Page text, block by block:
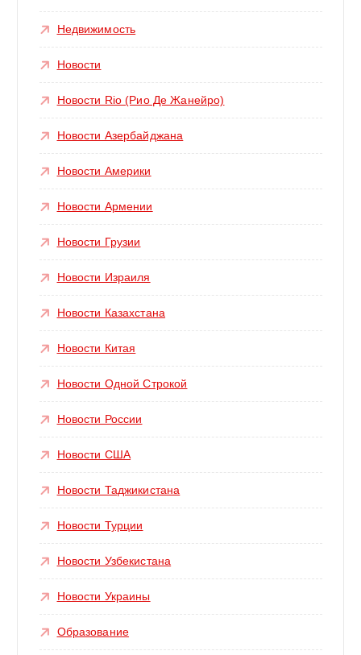
Недвижимость
Новости
Новости Rio (Рио Де Жанейро)
Новости Азербайджана
Новости Америки
Новости Армении
Новости Грузии
Новости Израиля
Новости Казахстана
Новости Китая
Новости Одной Строкой
Новости России
Новости США
Новости Таджикистана
Новости Турции
Новости Узбекистана
Новости Украины
Образование